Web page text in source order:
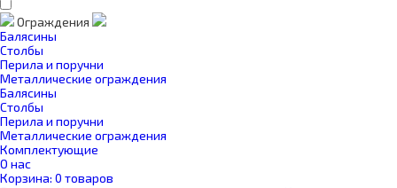
Ограждения
Балясины
Столбы
Перила и поручни
Металлические ограждения
Балясины
Столбы
Перила и поручни
Металлические ограждения
Комплектующие
О нас
Корзина: 0 товаров